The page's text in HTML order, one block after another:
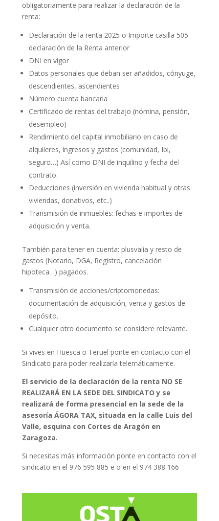
obligatoriamente para realizar la declaración de la
renta:
Declaración de la renta 2025 o Importe casilla 505
declaración de la Renta anterior
DNI en vigor
Datos personales que deban ser añadidos, cónyuge,
descendientes, ascendientes
Número cuenta bancaria
Certificado de rentas del trabajo (nómina, pensión,
desempleo)
Rendimiento del capital inmobiliario en caso de
alquileres, ingresos y gastos (comunidad, Ibi,
seguro…) Así como DNI de inquilino y fecha del
contrato.
Deducciones (inversión en vivienda habitual y otras
viviendas, donativos, etc..)
Transmisión de inmuebles: fechas e importes de
adquisición y venta.
También para tener en cuenta: plusvalía y resto de
gastos (Notario, DGA, Registro, cancelación
hipoteca…) pagados.
Transmisión de acciones/criptomonedas:
documentación de adquisición, venta y gastos de
depósito.
Cualquier otro documento se considere relevante.
Si vives en Huesca o Teruel ponte en contacto con el
Sindicato para poder realizarla telemáticamente.
El servicio de la declaración de la renta NO SE
REALIZARÁ EN LA SEDE DEL SINDICATO y se
realizará de forma presencial en la sede de la
asesoría ÁGORA TAX, situada en la calle Luis del
Valle, esquina con Cortes de Aragón en
Zaragoza.
Si necesitas más información ponte en contacto con el
sindicato en el 976 595 885 e o en el 974 388 166